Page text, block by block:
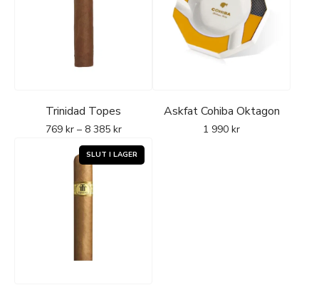
Trinidad Topes
769 kr – 8 385 kr
Askfat Cohiba Oktagon
1 990 kr